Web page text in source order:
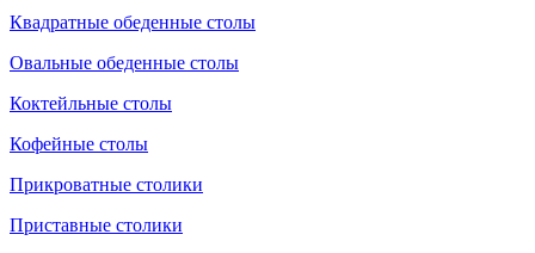
Квадратные обеденные столы
Овальные обеденные столы
Коктейльные столы
Кофейные столы
Прикроватные столики
Приставные столики